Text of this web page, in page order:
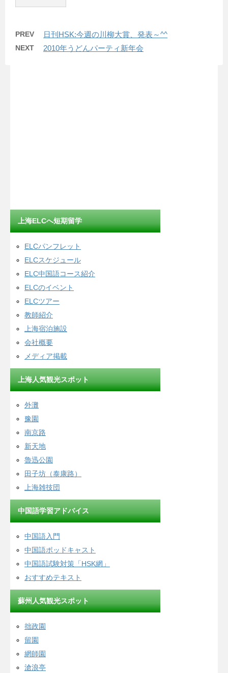
PREV 日刊HSK:今週の川柳大賞、発表～^^
NEXT 2010年うどんパーティ新年会
上海ELCへ短期留学
ELCパンフレット
ELCスケジュール
ELC中国語コース紹介
ELCのイベント
ELCツアー
教師紹介
上海宿泊施設
会社概要
メディア掲載
上海人気観光スポット
外灘
豫園
南京路
新天地
魯迅公園
田子坊（泰康路）
上海雑技団
中国語学習アドバイス
中国語入門
中国語ポッドキャスト
中国語試験対策「HSK網」
おすすめテキスト
蘇州人気観光スポット
拙政園
留園
網師園
滄浪亭